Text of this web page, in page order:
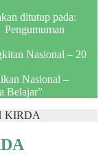
ditutup pada:
Nasional – 20
Nasional –
Belajar”
KIRDA